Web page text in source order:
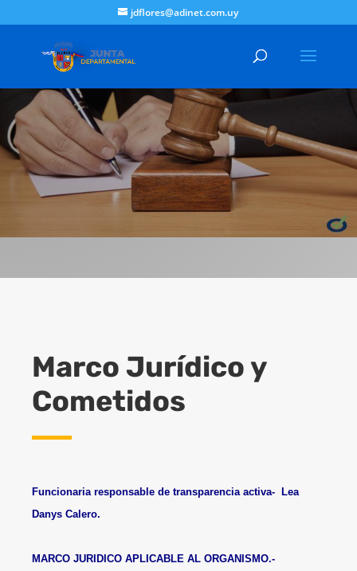
jdflores@adinet.com.uy
Marco Jurídico y
Cometidos
Funcionaria responsable de transparencia activa- Lea
Danys Calero.
MARCO JURIDICO APLICABLE AL ORGANISMO.-